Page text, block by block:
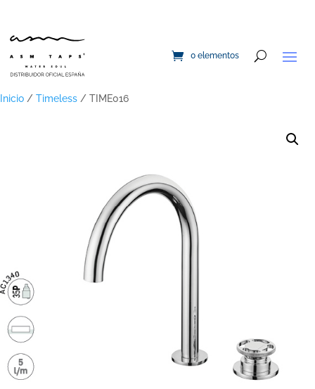
0 elementos
Inicio / Timeless / TIME016